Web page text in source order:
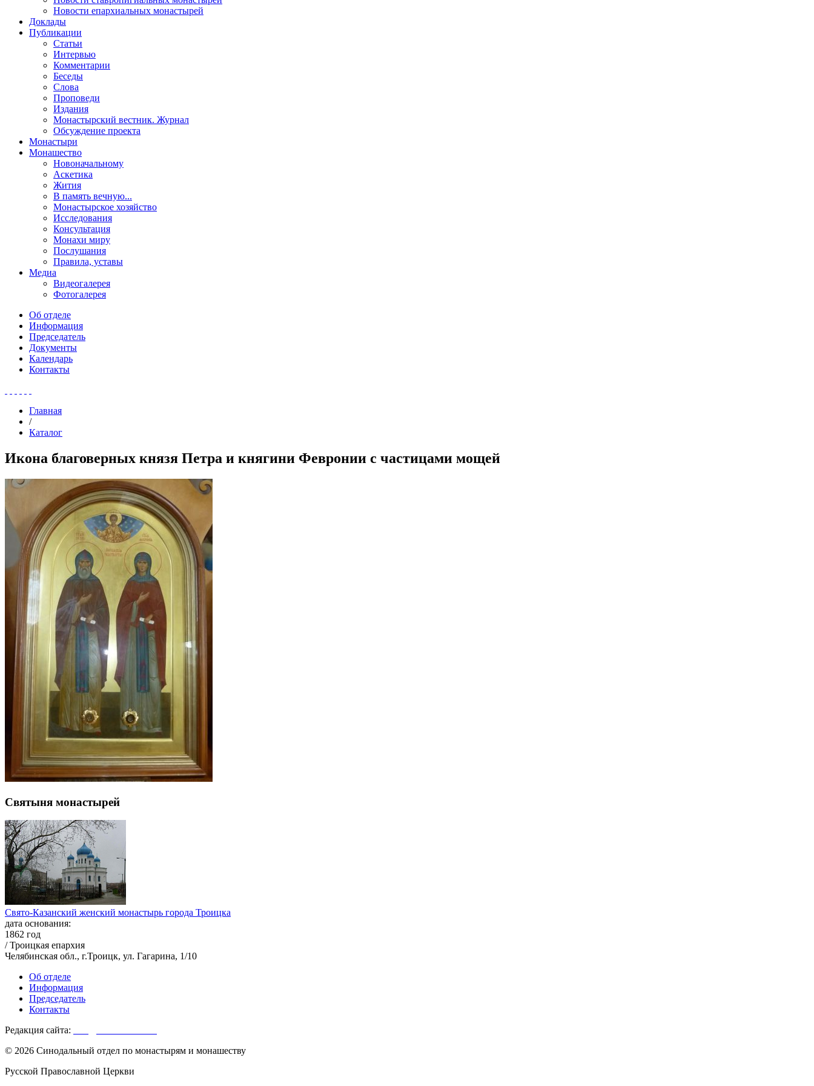
Новости епархиальных монастырей
Доклады
Публикации
Статьи
Интервью
Комментарии
Беседы
Слова
Проповеди
Издания
Монастырский вестник. Журнал
Обсуждение проекта
Монастыри
Монашество
Новоначальному
Аскетика
Жития
В память вечную...
Монастырское хозяйство
Исследования
Консультация
Монахи миру
Послушания
Правила, уставы
Медиа
Видеогалерея
Фотогалерея
Об отделе
Информация
Председатель
Документы
Календарь
Контакты
Главная
/
Каталог
Икона благоверных князя Петра и княгини Февронии с частицами мощей
Святыня монастырей
Свято-Казанский женский монастырь города Троицка
дата основания:
1862 год
/ Троицкая епархия
Челябинская обл., г.Троицк, ул. Гагарина, 1/10
Об отделе
Информация
Председатель
Контакты
Редакция сайта:
© 2026 Синодальный отдел по монастырям и монашеству
Русской Православной Церкви